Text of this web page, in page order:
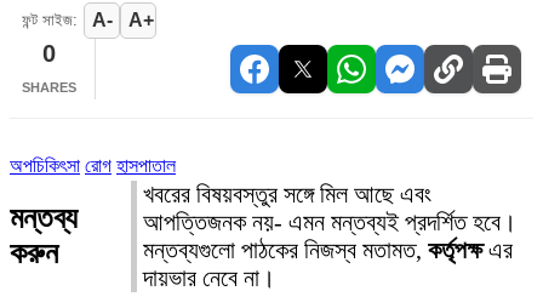
ফন্ট সাইজ: A- A+
0
SHARES
অপচিকিৎসা রোগ হাসপাতাল
মন্তব্য
করুন
খবরের বিষয়বস্তুর সঙ্গে মিল আছে এবং
আপত্তিজনক নয়- এমন মন্তব্যই প্রদর্শিত হবে।
মন্তব্যগুলো পাঠকের নিজস্ব মতামত, কর্তৃপক্ষএর
দায়ভার নেবে না।